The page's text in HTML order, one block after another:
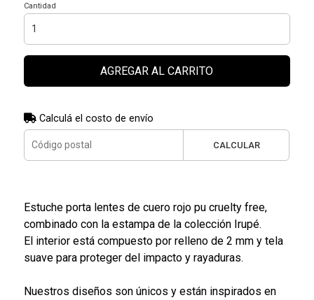
Cantidad
AGREGAR AL CARRITO
Calculá el costo de envío
CALCULAR
Estuche porta lentes de cuero rojo pu cruelty free,
combinado con la estampa de la colección Irupé.
El interior está compuesto por relleno de 2 mm y tela
suave para proteger del impacto y rayaduras.
Nuestros diseños son únicos y están inspirados en